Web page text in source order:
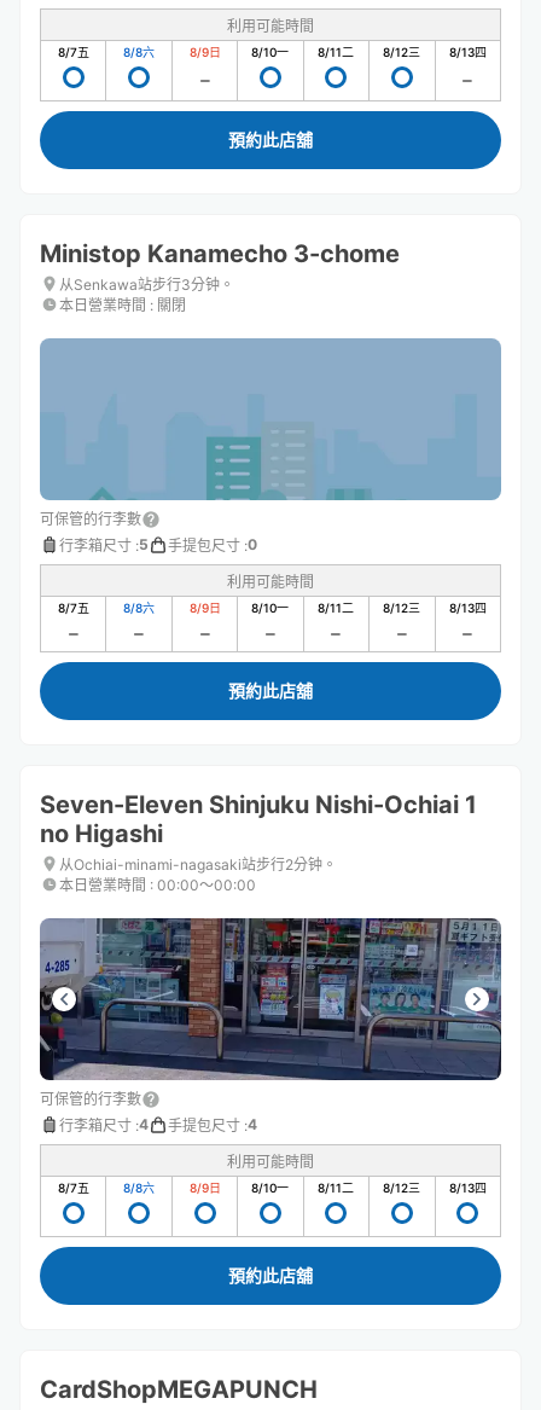
利用可能時間
8/7五 8/8六 8/9日 8/10一 8/11二 8/12三 8/13四
預約此店舖
Ministop Kanamecho 3-chome
从Senkawa站步行3分钟。
本日營業時間 : 關閉
可保管的行李數
行李箱尺寸 :5 手提包尺寸 :0
利用可能時間
8/7五 8/8六 8/9日 8/10一 8/11二 8/12三 8/13四
預約此店舖
Seven-Eleven Shinjuku Nishi-Ochiai 1
no Higashi
从Ochiai-minami-nagasaki站步行2分钟。
本日營業時間 : 00:00〜00:00
可保管的行李數
行李箱尺寸 :4 手提包尺寸 :4
利用可能時間
8/7五 8/8六 8/9日 8/10一 8/11二 8/12三 8/13四
預約此店舖
CardShopMEGAPUNCH